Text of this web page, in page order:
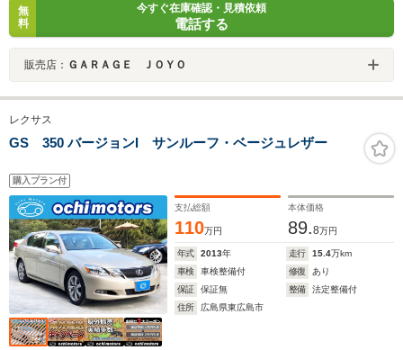
無
料
今すぐ在庫確認・見積依頼
電話する
販売店： ＧＡＲＡＧＥ ＪＯＹＯ
レクサス
GS 350 バージョンI サンルーフ・ベージュレザー
購入プラン付
支払総額
110万円
本体価格
89.8万円
年式 2013年 走行 15.4万km
車検
車検整備付 修復
あり
保証
保証無 整備
法定整備付
住所
広島県東広島市